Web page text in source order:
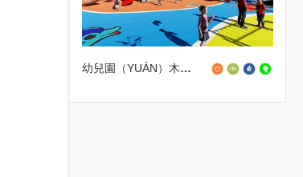
幼兒園（YUÁN）木製組合滑（HUÁ）梯設備